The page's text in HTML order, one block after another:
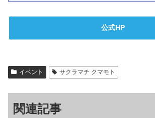
公式HP
イベント サクラマチ クマモト
関連記事